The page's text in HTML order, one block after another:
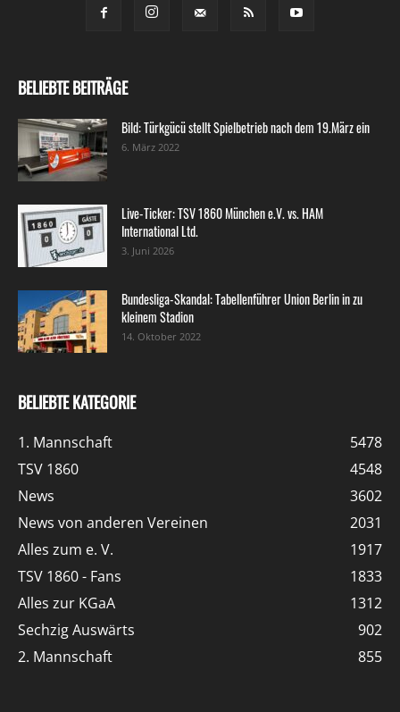
BELIEBTE BEITRÄGE
Bild: Türkgücü stellt Spielbetrieb nach dem 19.März ein
6. März 2022
Live-Ticker: TSV 1860 München e.V. vs. HAM
International Ltd.
3. Juni 2026
Bundesliga-Skandal: Tabellenführer Union Berlin in zu
kleinem Stadion
14. Oktober 2022
BELIEBTE KATEGORIE
1. Mannschaft
5478
TSV 1860
4548
News
3602
News von anderen Vereinen
2031
Alles zum e. V.
1917
TSV 1860 - Fans
1833
Alles zur KGaA
1312
Sechzig Auswärts
902
2. Mannschaft
855